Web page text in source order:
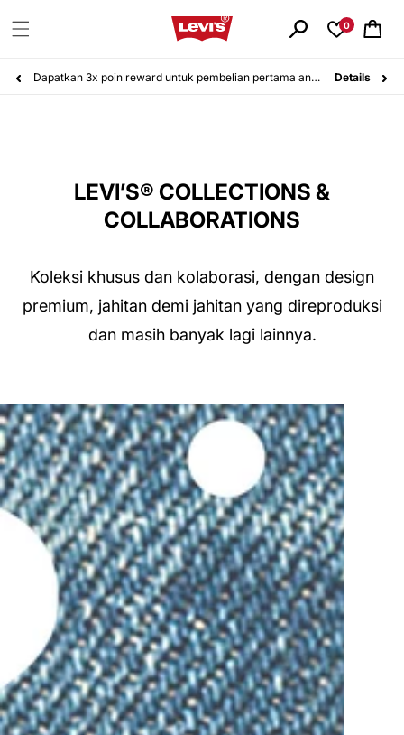
ke
konten
0
Keranjang
Belanja 24 jam, Pengembalian gratis 14 hari. Pelajari lebih lanjut! Details
LEVI’S® COLLECTIONS &
COLLABORATIONS
Koleksi khusus dan kolaborasi, dengan design
premium, jahitan demi jahitan yang direproduksi
dan masih banyak lagi lainnya.